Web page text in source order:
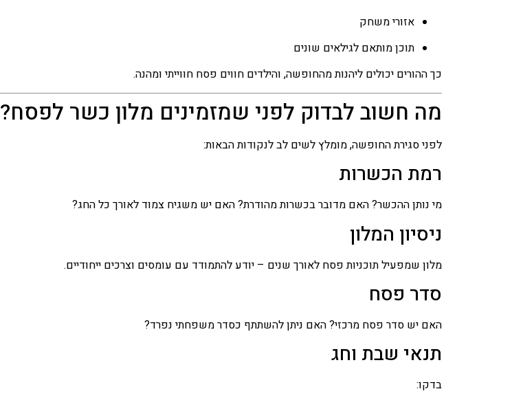
אזורי משחק
תוכן מותאם לגילאים שונים
כך ההורים יכולים ליהנות מהחופשה, והילדים חווים פסח חווייתי ומהנה.
מה חשוב לבדוק לפני שמזמינים מלון כשר לפסח?
לפני סגירת החופשה, מומלץ לשים לב לנקודות הבאות:
רמת הכשרות
מי נותן ההכשר? האם מדובר בכשרות מהודרת? האם יש משגיח צמוד לאורך כל החג?
ניסיון המלון
מלון שמפעיל תוכניות פסח לאורך שנים – יודע להתמודד עם עומסים וצרכים ייחודיים.
סדר פסח
האם יש סדר פסח מרכזי? האם ניתן להשתתף כסדר משפחתי נפרד?
תנאי שבת וחג
בדקו: